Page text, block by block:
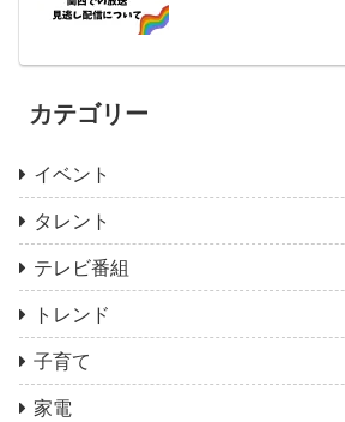
カテゴリー
イベント
タレント
テレビ番組
トレンド
子育て
家電